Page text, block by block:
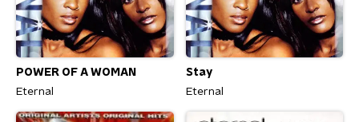
POWER OF A WOMAN
Eternal
Stay
Eternal